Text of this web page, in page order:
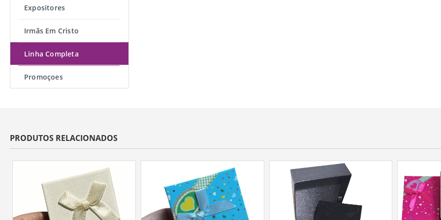
Expositores
Irmãs Em Cristo
Linha Completa
Promoçoes
PRODUTOS RELACIONADOS